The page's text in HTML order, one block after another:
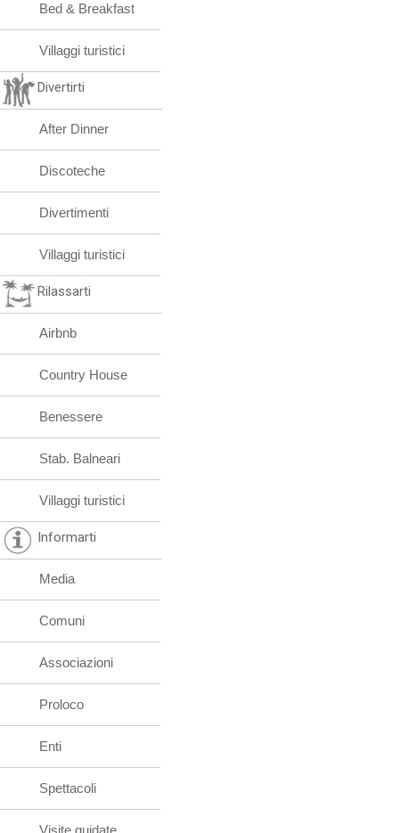
Bed & Breakfast
Villaggi turistici
Divertirti
After Dinner
Discoteche
Divertimenti
Villaggi turistici
Rilassarti
Airbnb
Country House
Benessere
Stab. Balneari
Villaggi turistici
Informarti
Media
Comuni
Associazioni
Proloco
Enti
Spettacoli
Visite guidate